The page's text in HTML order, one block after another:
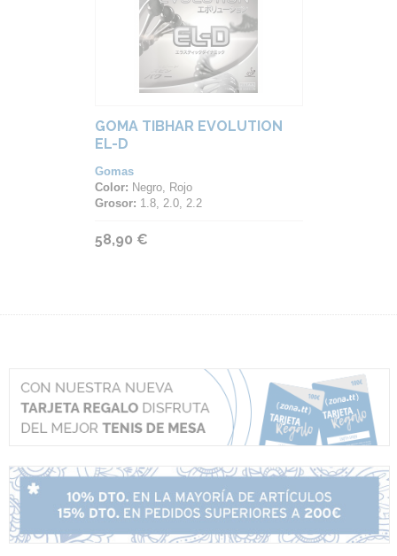
GOMA TIBHAR EVOLUTION
EL-D
Gomas
Color: Negro, Rojo
Grosor: 1.8, 2.0, 2.2
58,90 €